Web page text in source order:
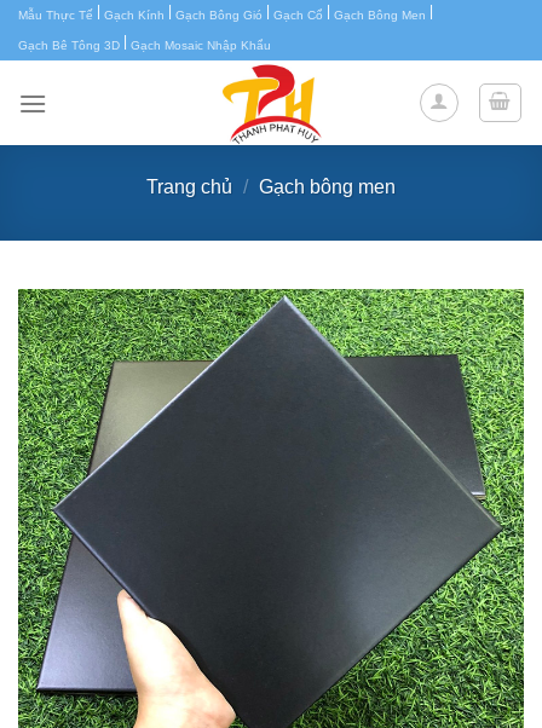
Chuyển
đến
dung
Mẫu Thực Tế Gạch Kính Gạch Bông Gió Gạch Cổ Gạch Bông Men
Gạch Bê Tông 3D Gạch Mosaic Nhập Khẩu
Trang chủ / Gạch bông men